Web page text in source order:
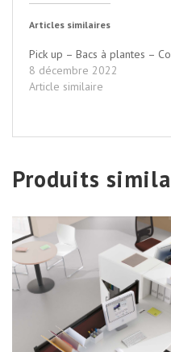
Articles similaires
Pick up – Bacs à plantes –
8 décembre 2022
Article similaire
Produits